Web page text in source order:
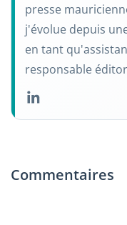
presse
j'évolue depuis
en tant
responsable
Commentaires